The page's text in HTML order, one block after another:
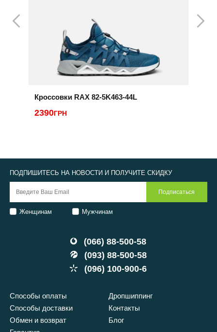
Кроссовки RAX 82-5K463-44L
2390ГРН
(066) 88-500-58
(093) 88-500-58
(096) 100-900-6
Способы оплаты
Способы доставки
Обмен и возврат
Дропшиппинг
Контакты
Блог
ПОДПИШИТЕСЬ НА НОВОСТИ И ПОЛУЧИТЕ СКИДКУ
Женщинам Мужчинам